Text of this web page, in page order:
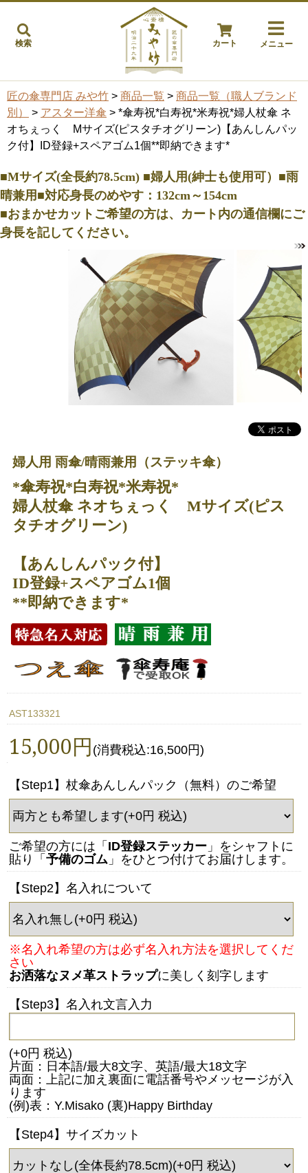
検索 カート メニュー
匠の傘専門店 みや竹 > 商品一覧 > 商品一覧（職人ブランド
別）
> アスター洋傘 > *傘寿祝*白寿祝*米寿祝*婦人杖傘 ネ
オちぇっく Mサイズ(ピスタチオグリーン)【あんしんパッ
ク付】ID登録+スペアゴム1個**即納できます*
■Mサイズ(全長約78.5cm) ■婦人用(紳士も使用可）■雨
晴兼用■対応身長のめやす：132cm～154cm
■おまかせカットご希望の方は、カート内の通信欄にご
身長を記してください。
婦人用 雨傘/晴雨兼用（ステッキ傘）
*傘寿祝*白寿祝*米寿祝*
婦人杖傘 ネオちぇっく Mサイズ(ピス
タチオグリーン)
【あんしんパック付】
ID登録+スペアゴム1個
**即納できます*
AST133321
15,000円 (消費税込:16,500円)
【Step1】杖傘あんしんパック（無料）のご希望
ご希望の方には「 ID登録ステッカー 」をシャフトに
貼り「 予備のゴム 」をひとつ付けてお届けします。
【Step2】名入れについて
※名入れ希望の方は必ず名入れ方法を選択してくだ
さい
お洒落なヌメ革ストラップに美しく刻字します
【Step3】名入れ文言入力
(+0円 税込)
片面：日本語/最大8文字、英語/最大18文字
両面：上記に加え裏面に電話番号やメッセージが入
ります
(例)表：Y.Misako (裏)Happy Birthday
【Step4】サイズカット